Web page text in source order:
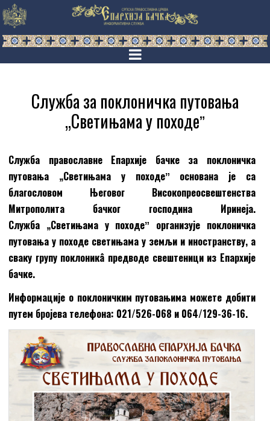
Служба за поклоничка путовања
„Светињама у походеˮ
Служба православне Епархије бачке за поклоничка
путовања „Светињама у походеˮ основана је са
благословом Његовог Високопреосвештенства
Митрополита бачког господина Иринеја.
Служба „Светињама у походеˮ организује поклоничка
путовања у походе светињама у земљи и иностранству, а
сваку групу поклоникâ предводе свештеници из Епархије
бачке.
Информације о поклоничким путовањима можете добити
путем бројева телефона: 021/526-068 и 064/129-36-16.